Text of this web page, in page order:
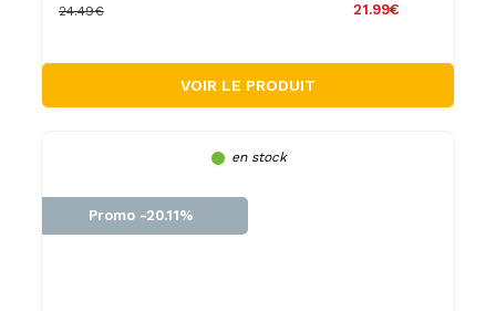
21.99€
24.49€
VOIR LE PRODUIT
en stock
Promo -20.11%